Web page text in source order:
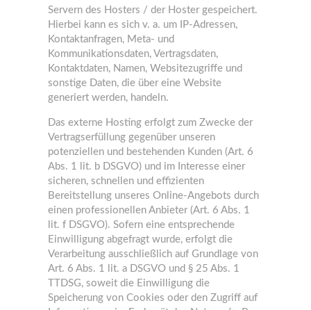
Servern des Hosters / der Hoster gespeichert.
Hierbei kann es sich v. a. um IP-Adressen,
Kontaktanfragen, Meta- und
Kommunikationsdaten, Vertragsdaten,
Kontaktdaten, Namen, Websitezugriffe und
sonstige Daten, die über eine Website
generiert werden, handeln.
Das externe Hosting erfolgt zum Zwecke der
Vertragserfüllung gegenüber unseren
potenziellen und bestehenden Kunden (Art. 6
Abs. 1 lit. b DSGVO) und im Interesse einer
sicheren, schnellen und effizienten
Bereitstellung unseres Online-Angebots durch
einen professionellen Anbieter (Art. 6 Abs. 1
lit. f DSGVO). Sofern eine entsprechende
Einwilligung abgefragt wurde, erfolgt die
Verarbeitung ausschließlich auf Grundlage von
Art. 6 Abs. 1 lit. a DSGVO und § 25 Abs. 1
TTDSG, soweit die Einwilligung die
Speicherung von Cookies oder den Zugriff auf